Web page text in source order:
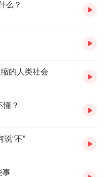
么？
的人类社会
懂？
“不”
事